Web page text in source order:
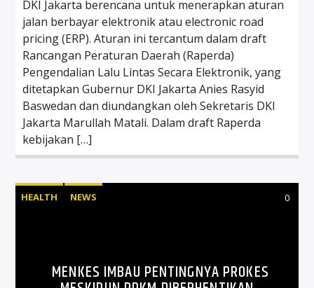
DKI Jakarta berencana untuk menerapkan aturan
jalan berbayar elektronik atau electronic road
pricing (ERP). Aturan ini tercantum dalam draft
Rancangan Peraturan Daerah (Raperda)
Pengendalian Lalu Lintas Secara Elektronik, yang
ditetapkan Gubernur DKI Jakarta Anies Rasyid
Baswedan dan diundangkan oleh Sekretaris DKI
Jakarta Marullah Matali. Dalam draft Raperda
kebijakan […]
HEALTH NEWS 0
MENKES IMBAU PENTINGNYA PROKES